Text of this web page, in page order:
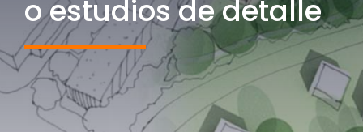
o estudios de detalle